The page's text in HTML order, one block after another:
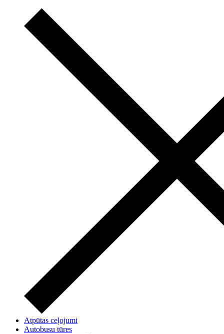
Atpūtas ceļojumi
Autobusu tūres